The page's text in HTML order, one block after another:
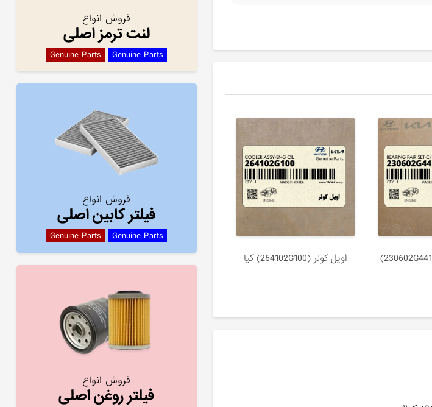
ياتاقان متحرك (230602G441)
اويل كولر (264102G100) کیا
فروش انواع
لنت ترمز اصلی
Genuine Parts Genuine Parts
فروش انواع
فیلتر کابین اصلی
Genuine Parts Genuine Parts
فروش انواع
فیلتر روغن اصلی